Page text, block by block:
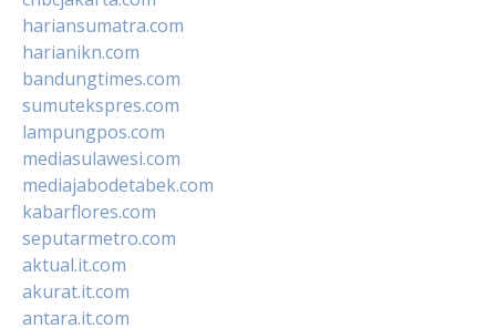
hariansumatra.com
harianikn.com
bandungtimes.com
sumutekspres.com
lampungpos.com
mediasulawesi.com
mediajabodetabek.com
kabarflores.com
seputarmetro.com
aktual.it.com
akurat.it.com
antara.it.com